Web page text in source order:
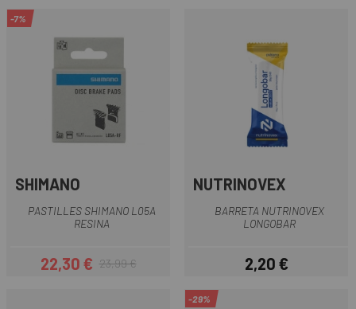
-7%
SHIMANO
PASTILLES SHIMANO L05A
RESINA
Preu
22,30 €Preu regular
23,99 €
NUTRINOVEX
BARRETA NUTRINOVEX
LONGOBAR
Preu
2,20 €
-29%